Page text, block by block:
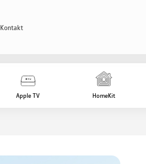
Kontakt
Apple TV HomeKit